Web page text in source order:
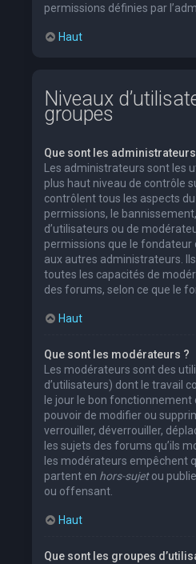
permissions définies par
Haut
Niveaux
groupes
Que sont les
Les administrateurs sont les
plus haut niveau de contrôle
contrôlent tous les aspects
permissions, le
d’utilisateurs ou de
permissions que le
aux autres administrateurs.
toutes les capacités de
des forums, selon ce que le
Haut
Que sont les modérateurs ?
Les modérateurs sont des
d’utilisateurs) dont le travail
le jour le bon fonctionnement
pouvoir de modifier ou
verrouiller, déverrouiller,
les sujets des forums qu’ils
les modérateurs empêchent
partent en hors-sujetou
ou offensant.
Haut
Que sont les groupes